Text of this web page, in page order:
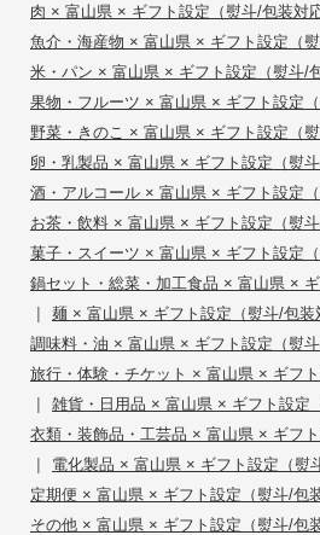
肉 × 富山県 × ギフト設定（熨斗/包装対
魚介・海産物 × 富山県 × ギフト設定（
米・パン × 富山県 × ギフト設定（熨斗/
果物・フルーツ × 富山県 × ギフト設定
野菜・きのこ × 富山県 × ギフト設定（
卵・乳製品 × 富山県 × ギフト設定（熨
酒・アルコール × 富山県 × ギフト設定
お茶・飲料 × 富山県 × ギフト設定（熨
菓子・スイーツ × 富山県 × ギフト設定
鍋セット・総菜・加工食品 × 富山県 ×
| 麺 × 富山県 × ギフト設定（熨斗/包装
調味料・油 × 富山県 × ギフト設定（熨
旅行・体験・チケット × 富山県 × ギフ
| 雑貨・日用品 × 富山県 × ギフト設定
衣類・装飾品・工芸品 × 富山県 × ギフ
| 電化製品 × 富山県 × ギフト設定（熨
定期便 × 富山県 × ギフト設定（熨斗/包
その他 × 富山県 × ギフト設定（熨斗/包